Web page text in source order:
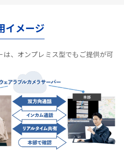
イメージ
は、オンプレミス型でもご提供が可